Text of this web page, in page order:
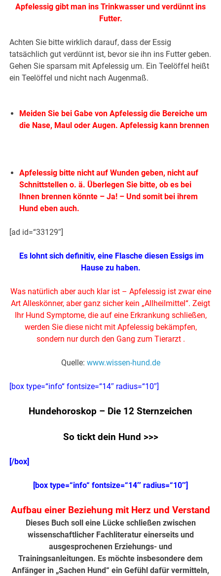
Apfelessig gibt man ins Trinkwasser und verdünnt ins
Futter.
Achten Sie bitte wirklich darauf, dass der Essig
tatsächlich gut verdünnt ist, bevor sie ihn ins Futter geben.
Gehen Sie sparsam mit Apfelessig um. Ein Teelöffel heißt
ein Teelöffel und nicht nach Augenmaß.
Meiden Sie bei Gabe von Apfelessig die Bereiche um
die Nase, Maul oder Augen. Apfelessig kann brennen
Apfelessig bitte nicht auf Wunden geben, nicht auf
Schnittstellen o. ä. Überlegen Sie bitte, ob es bei
Ihnen brennen könnte – Ja! – Und somit bei ihrem
Hund eben auch.
[ad id=“33129″]
Es lohnt sich definitiv, eine Flasche diesen Essigs im
Hause zu haben.
Was natürlich aber auch klar ist – Apfelessig ist zwar eine
Art Alleskönner, aber ganz sicher kein „Allheilmittel“. Zeigt
Ihr Hund Symptome, die auf eine Erkrankung schließen,
werden Sie diese nicht mit Apfelessig bekämpfen,
sondern nur durch den Gang zum Tierarzt .
Quelle: www.wissen-hund.de
[box type=“info“ fontsize=“14″ radius=“10″]
Hundehoroskop – Die 12 Sternzeichen
So tickt dein Hund >>>
[/box]
[box type=“info“ fontsize=“14″ radius=“10″]
Aufbau einer Beziehung mit Herz und Verstand
Dieses Buch soll eine Lücke schließen zwischen
wissenschaftlicher Fachliteratur einerseits und
ausgesprochenen Erziehungs- und
Trainingsanleitungen. Es möchte insbesondere dem
Anfänger in „Sachen Hund“ ein Gefühl dafür vermitteln,